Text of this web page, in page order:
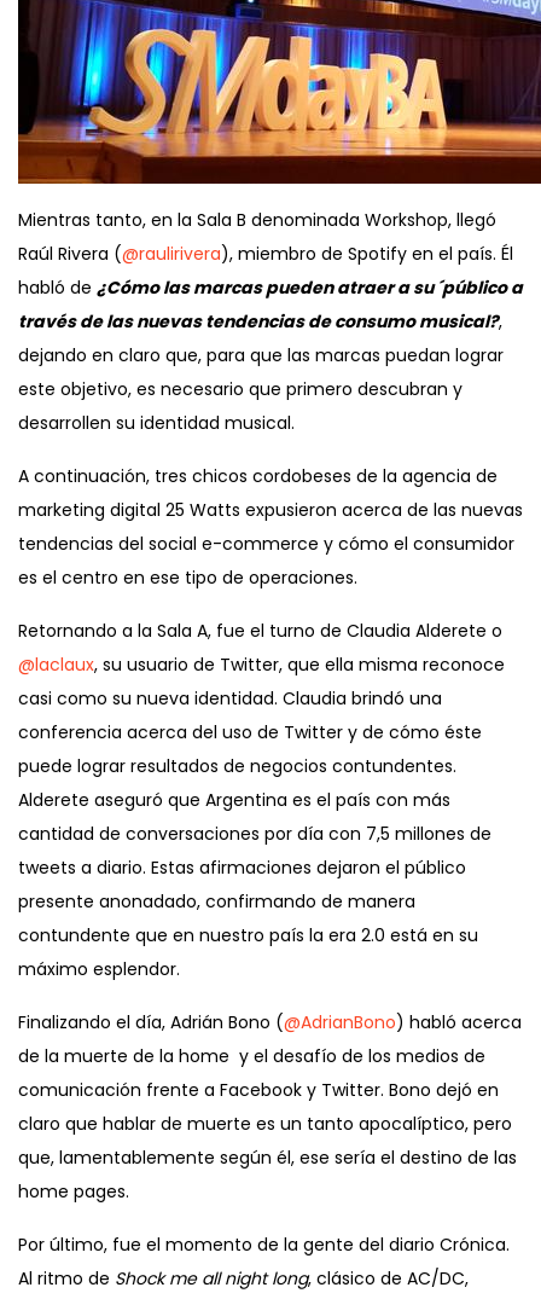
Mientras tanto, en la Sala B denominada Workshop, llegó
Raúl Rivera (@raulirivera), miembro de Spotify en el país. Él
habló de ¿Cómo las marcas pueden atraer a su ´público a
través de las nuevas tendencias de consumo musical?,
dejando en claro que, para que las marcas puedan lograr
este objetivo, es necesario que primero descubran y
desarrollen su identidad musical.
A continuación, tres chicos cordobeses de la agencia de
marketing digital 25 Watts expusieron acerca de las nuevas
tendencias del social e-commerce y cómo el consumidor
es el centro en ese tipo de operaciones.
Retornando a la Sala A, fue el turno de Claudia Alderete o
@laclaux, su usuario de Twitter, que ella misma reconoce
casi como su nueva identidad. Claudia brindó una
conferencia acerca del uso de Twitter y de cómo éste
puede lograr resultados de negocios contundentes.
Alderete aseguró que Argentina es el país con más
cantidad de conversaciones por día con 7,5 millones de
tweets a diario. Estas afirmaciones dejaron el público
presente anonadado, confirmando de manera
contundente que en nuestro país la era 2.0 está en su
máximo esplendor.
Finalizando el día, Adrián Bono (@AdrianBono) habló acerca
de la muerte de la home y el desafío de los medios de
comunicación frente a Facebook y Twitter. Bono dejó en
claro que hablar de muerte es un tanto apocalíptico, pero
que, lamentablemente según él, ese sería el destino de las
home pages.
Por último, fue el momento de la gente del diario Crónica.
Al ritmo de Shock me all night long, clásico de AC/DC,